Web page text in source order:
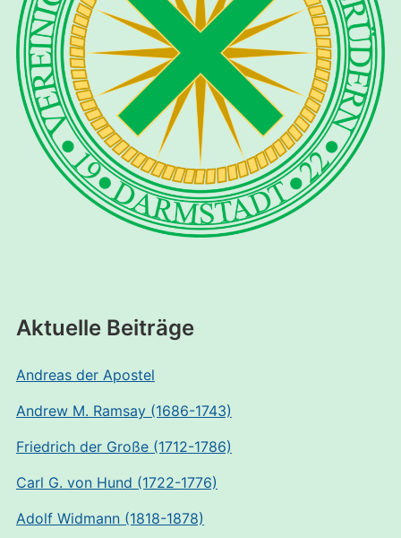
Aktuelle Beiträge
Andreas der Apostel
Andrew M. Ramsay (1686-1743)
Friedrich der Große (1712-1786)
Carl G. von Hund (1722-1776)
Adolf Widmann (1818-1878)